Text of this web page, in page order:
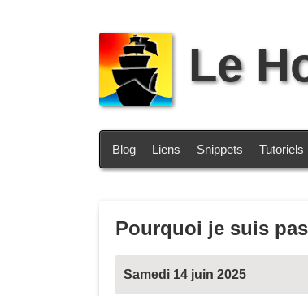
Le
Blog Liens Snippets Tutoriels
Pourquoi je suis
Samedi 14 juin 2025